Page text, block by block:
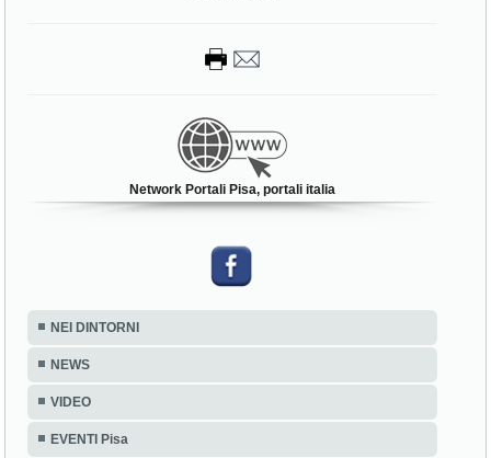
Network Portali Pisa, portali italia
NEI DINTORNI
NEWS
VIDEO
EVENTI Pisa